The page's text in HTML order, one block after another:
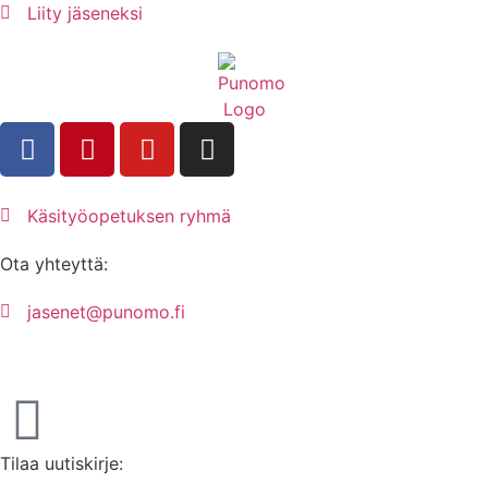
Liity jäseneksi
Käsityöopetuksen ryhmä
Ota yhteyttä:
jasenet@punomo.fi
Tilaa uutiskirje: